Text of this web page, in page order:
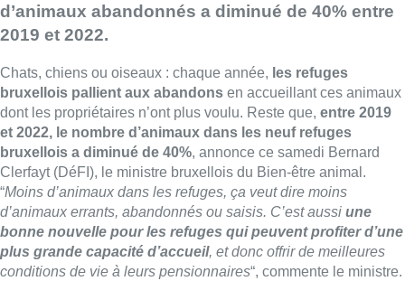
d’animaux abandonnés a diminué de 40% entre
2019 et 2022.
Chats, chiens ou oiseaux : chaque année, les refuges
bruxellois pallient aux abandons en accueillant ces animaux
dont les propriétaires n’ont plus voulu. Reste que, entre 2019
et 2022, le nombre d’animaux dans les neuf refuges
bruxellois a diminué de 40%, annonce ce samedi Bernard
Clerfayt (DéFI), le ministre bruxellois du Bien-être animal.
“Moins d’animaux dans les refuges, ça veut dire moins
d’animaux errants, abandonnés ou saisis. C’est aussi une
bonne nouvelle pour les refuges qui peuvent profiter d’une
plus grande capacité d’accueil, et donc offrir de meilleures
conditions de vie à leurs pensionnaires“, commente le ministre.